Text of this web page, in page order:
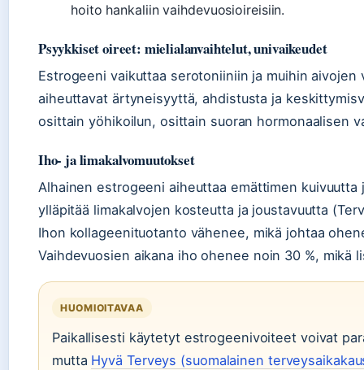
hoito hankaliin vaihdevuosioireisiin.
Psyykkiset oireet: mielialanvaihtelut, univaikeudet
Estrogeeni vaikuttaa serotoniiniin ja muihin
aiheuttavat ärtyneisyyttä, ahdistusta ja
osittain yöhikoilun, osittain suoran hormonaalisen
Iho- ja limakalvomuutokset
Alhainen estrogeeni aiheuttaa emättimen
ylläpitää limakalvojen kosteutta ja joustavuutta
Ihon kollageenituotanto vähenee, mikä johtaa
Vaihdevuosien aikana iho ohenee noin 30 %, mikä
HUOMIOITAVAA
Paikallisesti käytetyt estrogeenivoiteet voivat
mutta Hyvä Terveys (suomalainen